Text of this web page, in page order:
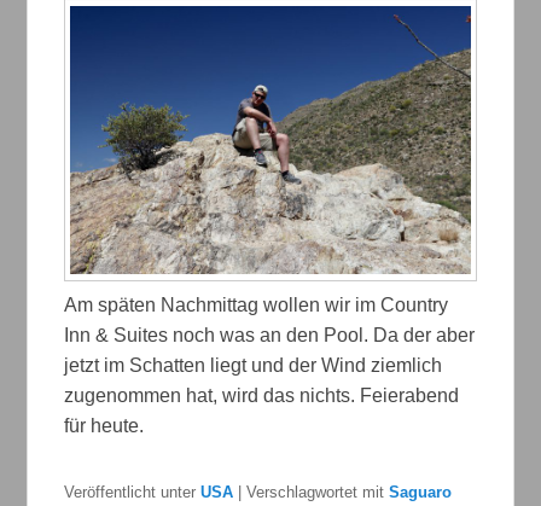
Am späten Nachmittag wollen wir im Country
Inn & Suites noch was an den Pool. Da der aber
jetzt im Schatten liegt und der Wind ziemlich
zugenommen hat, wird das nichts. Feierabend
für heute.
Veröffentlicht unter USA |Verschlagwortet mit Saguaro